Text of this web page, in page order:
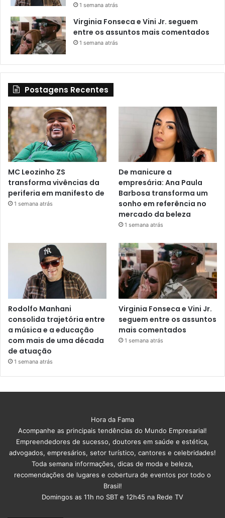
1 semana atrás
Virginia Fonseca e Vini Jr. seguem
entre os assuntos mais comentados
1 semana atrás
Postagens Recentes
MC Leozinho ZS
transforma vivências da
periferia em manifesto de
1 semana atrás
De manicure a
empresária: Ana Paula
Barbosa transforma um
sonho em referência no
mercado da beleza
1 semana atrás
Rodolfo Manhani
consolida trajetória entre
a música e a educação
com mais de uma década
de atuação
1 semana atrás
Virginia Fonseca e Vini Jr.
seguem entre os assuntos
mais comentados
1 semana atrás
Hora da Fama
Acompanhe as principais tendências do Mundo Empresarial!
Empreendedores de sucesso, doutores em saúde e estética,
advogados, empresários, setor turístico, cantores e celebridades!
Toda semana informações, dicas de moda e beleza,
recomendações de lugares e cobertura de eventos por todo o
Brasil!
Domingos as 11h no SBT e 12h45 na Rede TV